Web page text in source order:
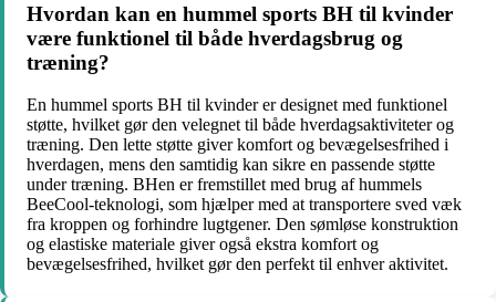
Hvordan kan en hummel sports BH til kvinder
være funktionel til både hverdagsbrug og
træning?
En hummel sports BH til kvinder er designet med funktionel
støtte, hvilket gør den velegnet til både hverdagsaktiviteter og
træning. Den lette støtte giver komfort og bevægelsesfrihed i
hverdagen, mens den samtidig kan sikre en passende støtte
under træning. BHen er fremstillet med brug af hummels
BeeCool-teknologi, som hjælper med at transportere sved væk
fra kroppen og forhindre lugtgener. Den sømløse konstruktion
og elastiske materiale giver også ekstra komfort og
bevægelsesfrihed, hvilket gør den perfekt til enhver aktivitet.